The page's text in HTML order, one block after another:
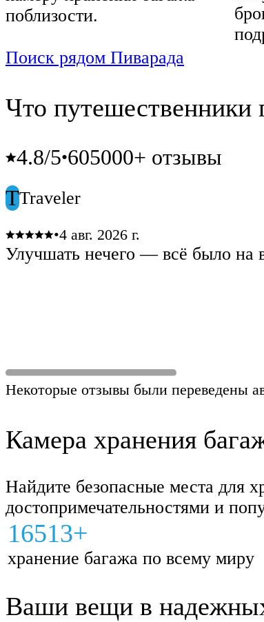
поблизости.
Поиск рядом Пиварада
Что путешественники
4.8/5•605000+ отзывы
TTraveler
•4 авг. 2026 г.
Улучшать нечего — всё было на
Некоторые отзывы были переведены
Камера хранения
Найдите безопасные места для
достопримечательностями и
16513+
хранение багажа по всему миру
Ваши вещи в